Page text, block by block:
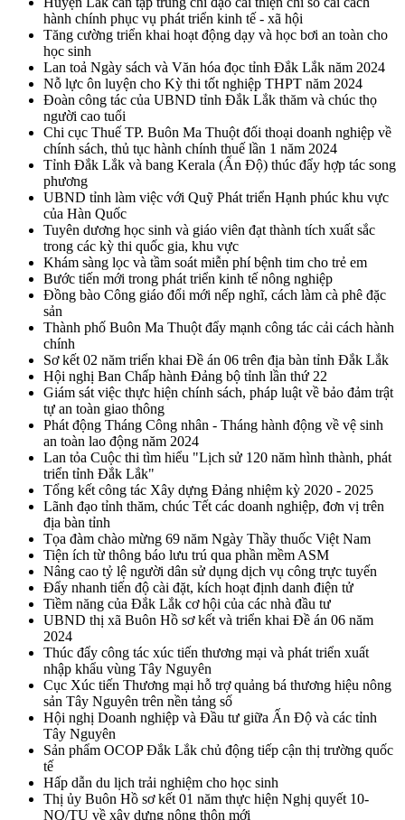
hành chính phục vụ phát triển kinh tế - xã hội
Tăng cường triển khai hoạt động dạy và học bơi an toàn cho
học sinh
Lan toả Ngày sách và Văn hóa đọc tỉnh Đắk Lắk năm 2024
Nỗ lực ôn luyện cho Kỳ thi tốt nghiệp THPT năm 2024
Đoàn công tác của UBND tỉnh Đắk Lắk thăm và chúc thọ
người cao tuổi
Chi cục Thuế TP. Buôn Ma Thuột đối thoại doanh nghiệp về
chính sách, thủ tục hành chính thuế lần 1 năm 2024
Tỉnh Đắk Lắk và bang Kerala (Ấn Độ) thúc đẩy hợp tác song
phương
UBND tỉnh làm việc với Quỹ Phát triển Hạnh phúc khu vực
của Hàn Quốc
Tuyên dương học sinh và giáo viên đạt thành tích xuất sắc
trong các kỳ thi quốc gia, khu vực
Khám sàng lọc và tầm soát miễn phí bệnh tim cho trẻ em
Bước tiến mới trong phát triển kinh tế nông nghiệp
Đồng bào Công giáo đổi mới nếp nghĩ, cách làm cà phê đặc
sản
Thành phố Buôn Ma Thuột đẩy mạnh công tác cải cách hành
chính
Sơ kết 02 năm triển khai Đề án 06 trên địa bàn tỉnh Đắk Lắk
Hội nghị Ban Chấp hành Đảng bộ tỉnh lần thứ 22
Giám sát việc thực hiện chính sách, pháp luật về bảo đảm trật
tự an toàn giao thông
Phát động Tháng Công nhân - Tháng hành động về vệ sinh
an toàn lao động năm 2024
Lan tỏa Cuộc thi tìm hiểu "Lịch sử 120 năm hình thành, phát
triển tỉnh Đắk Lắk"
Tổng kết công tác Xây dựng Đảng nhiệm kỳ 2020 - 2025
Lãnh đạo tỉnh thăm, chúc Tết các doanh nghiệp, đơn vị trên
địa bàn tỉnh
Tọa đàm chào mừng 69 năm Ngày Thầy thuốc Việt Nam
Tiện ích từ thông báo lưu trú qua phần mềm ASM
Nâng cao tỷ lệ người dân sử dụng dịch vụ công trực tuyến
Đẩy nhanh tiến độ cài đặt, kích hoạt định danh điện tử
Tiềm năng của Đắk Lắk cơ hội của các nhà đầu tư
UBND thị xã Buôn Hồ sơ kết và triển khai Đề án 06 năm
2024
Thúc đẩy công tác xúc tiến thương mại và phát triển xuất
nhập khẩu vùng Tây Nguyên
Cục Xúc tiến Thương mại hỗ trợ quảng bá thương hiệu nông
sản Tây Nguyên trên nền tảng số
Hội nghị Doanh nghiệp và Đầu tư giữa Ấn Độ và các tỉnh
Tây Nguyên
Sản phẩm OCOP Đắk Lắk chủ động tiếp cận thị trường quốc
tế
Hấp dẫn du lịch trải nghiệm cho học sinh
Thị ủy Buôn Hồ sơ kết 01 năm thực hiện Nghị quyết 10-
NQ/TU về xây dựng nông thôn mới